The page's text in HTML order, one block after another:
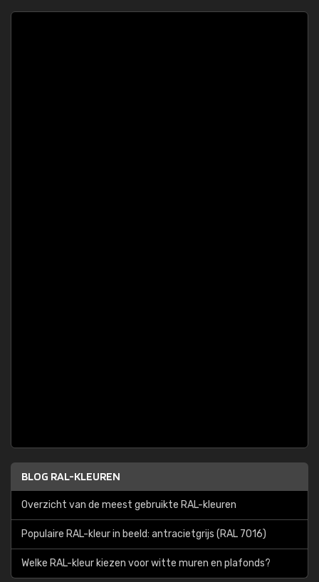
BLOG RAL-KLEUREN
Overzicht van de meest gebruikte RAL-kleuren
Populaire RAL-kleur in beeld: antracietgrijs (RAL 7016)
Welke RAL-kleur kiezen voor witte muren en plafonds?